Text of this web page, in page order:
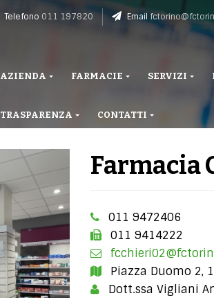
Telefono 011 197820 Email
AZIENDA FARMACIE SERVIZI
TRASPARENZA CONTATTI
Farmacia
011 9472406
011 9414222
Piazza Duomo 2,
Dott.ssa Vigliani